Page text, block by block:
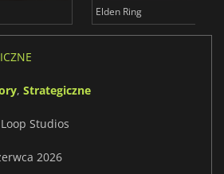
Elden Ring
, Strategiczne
Studios
2026